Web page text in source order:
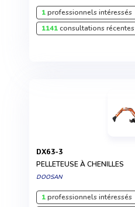
1professionnels intéressés
1141consultations récentes
DX63-3
PELLETEUSE À CHENILLES
DOOSAN
1professionnels intéressés